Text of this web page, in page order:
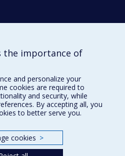
the importance of
and personalize your
cookies are required to
and security, while
By accepting all, you
to better serve you.
cookies >